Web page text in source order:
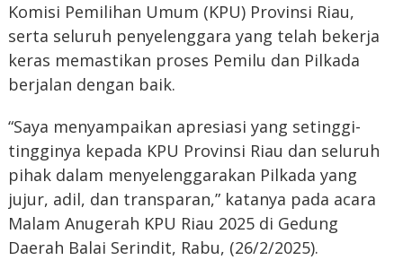
Komisi Pemilihan Umum (KPU) Provinsi Riau,
serta seluruh penyelenggara yang telah bekerja
keras memastikan proses Pemilu dan Pilkada
berjalan dengan baik.
“Saya menyampaikan apresiasi yang setinggi-
tingginya kepada KPU Provinsi Riau dan seluruh
pihak dalam menyelenggarakan Pilkada yang
jujur, adil, dan transparan,” katanya pada acara
Malam Anugerah KPU Riau 2025 di Gedung
Daerah Balai Serindit, Rabu, (26/2/2025).